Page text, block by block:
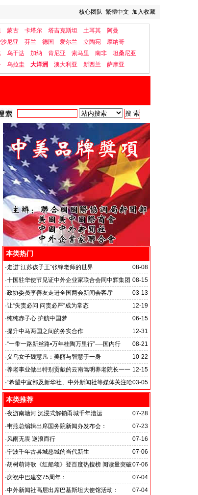
核心团队 繁體中文 加入收藏
蒙古 卡塔尔 塔吉克斯坦 土耳其
阿曼
尼亚 芬兰 德国 爱尔兰 立陶宛
摩纳哥
乌干达 加纳 肯尼亚 索马里 南非
坦桑尼亚
乌拉圭 大洋洲 澳大利亚 新西兰 萨摩亚
本类热门
08-08
·走进“江苏孩子王”张锋老师的世界
08-15
·十国驻华使节见证中外企业家联合会同中辉集团
签署战略合作备忘录
03-13
·政协委员李善友走进全国两会新闻会客厅
12-19
·让“失责必问 问责必严”成为常态
06-15
·纯纯赤子心 护航中国梦
12-31
·提升中马两国之间的务实合作
马达加斯加总统埃里会见中国艺术银行董事长、中外新
闻社社务会主席徐志强先生并达成多项合作协议
08-21
·“一带一路新丝路•万年桂陶万里行”----国内行
10-22
· 义乌女子魏慧凡：美丽与智慧于一身
12-15
·养老事业做出特别贡献的云南嵩明养老院长一一
李丽琼
03-05
·“希望中宣部及新华社、中外新闻社等媒体关注哈
尔滨的发展”
本类推荐
07-28
·夜游南塘河 沉浸式解锁甬城千年漕运
07-23
·韦燕总编辑出席国务院新闻办发布会：
关注海关总署“十五五”时期守好国门安全
07-16
·风雨无畏 逆浪而行
旭日应急救援队硬核抗巴“威风”护平安
07-06
·宁波千年古县城慈城的当代新生
07-06
·胡树萌诗歌《红船颂》登百度热搜榜 阅读量突破
数亿次 打破“曲高和寡”的传播困境
07-04
·庆祝中巴建交75周年：
韦燕总裁同多国大使出席巴基斯坦驻华大使馆举办“芒果
07-04
·中外新闻社高层出席巴基斯坦大使馆活动：